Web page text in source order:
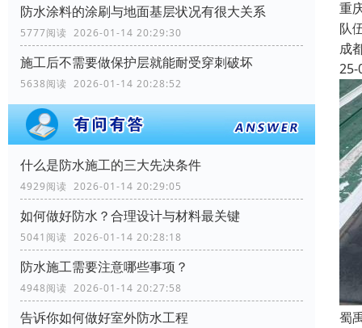
防水涂料的涂刷与地面基层状况有很大关系
5777阅读 2026-01-14 20:29:30
施工后不需要做保护层就能耐受穿刺破坏
5638阅读 2026-01-14 20:28:52
什么是防水施工的三大先决条件
4929阅读 2026-01-14 20:29:05
如何做好防水？合理设计与材料最关键
5041阅读 2026-01-14 20:28:18
防水施工需要注意哪些事项？
4948阅读 2026-01-14 20:27:58
告诉你如何做好室外防水工程
重
队
成
25-
蜀